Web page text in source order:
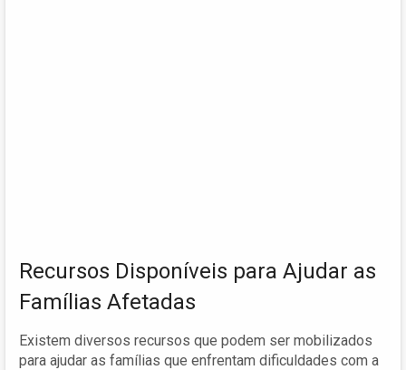
Recursos Disponíveis para Ajudar as
Famílias Afetadas
Existem diversos recursos que podem ser mobilizados
para ajudar as famílias que enfrentam dificuldades com a